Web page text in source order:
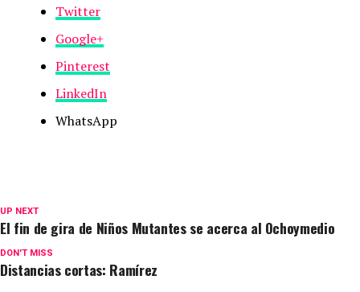
Twitter
Google+
Pinterest
LinkedIn
WhatsApp
UP NEXT
El fin de gira de Niños Mutantes se acerca al Ochoymedio
DON'T MISS
Distancias cortas: Ramírez